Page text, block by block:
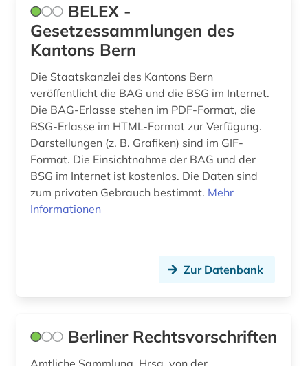
indien (3)
inschrift (1)
insolvenz (2)
insolvenzgericht (1)
international labour organization (2)
internationaler strafgerichtshof (1)
internationales arbeitsrecht (1)
BELEX -
Gesetzessammlungen des
Kantons Bern
Die Staatskanzlei des Kantons Bern
veröffentlicht die BAG und die BSG im Internet.
Die BAG-Erlasse stehen im PDF-Format, die
BSG-Erlasse im HTML-Format zur Verfügung.
Darstellungen (z. B. Grafiken) sind im GIF-
Format. Die Einsichtnahme der BAG und der
BSG im Internet ist kostenlos. Die Daten sind
zum privaten Gebrauch bestimmt. Mehr
Informationen
Zur Datenbank
Berliner Rechtsvorschriften